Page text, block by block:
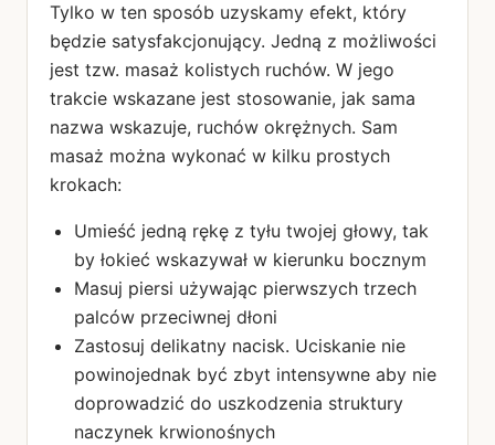
Tylko w ten sposób uzyskamy efekt, który
będzie satysfakcjonujący. Jedną z możliwości
jest tzw. masaż kolistych ruchów. W jego
trakcie wskazane jest stosowanie, jak sama
nazwa wskazuje, ruchów okrężnych. Sam
masaż można wykonać w kilku prostych
krokach:
Umieść jedną rękę z tyłu twojej głowy, tak
by łokieć wskazywał w kierunku bocznym
Masuj piersi używając pierwszych trzech
palców przeciwnej dłoni
Zastosuj delikatny nacisk. Uciskanie nie
powinojednak być zbyt intensywne aby nie
doprowadzić do uszkodzenia struktury
naczynek krwionośnych